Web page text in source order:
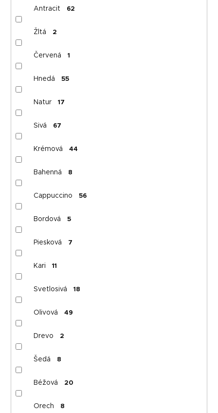
Antracit 62
Žltá 2
Červená 1
Hnedá 55
Natur 17
Sivá 67
Krémová 44
Bahenná 8
Cappuccino 56
Bordová 5
Piesková 7
Kari 11
Svetlosivá 18
Olivová 49
Drevo 2
Šedá 8
Béžová 20
Orech 8